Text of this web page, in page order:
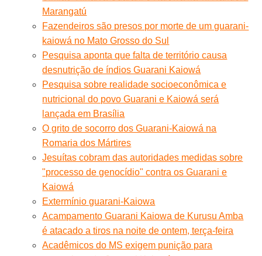
Marangatú
Fazendeiros são presos por morte de um guarani-
kaiowá no Mato Grosso do Sul
Pesquisa aponta que falta de território causa
desnutrição de índios Guarani Kaiowá
Pesquisa sobre realidade socioeconômica e
nutricional do povo Guarani e Kaiowá será
lançada em Brasília
O grito de socorro dos Guarani-Kaiowá na
Romaria dos Mártires
Jesuítas cobram das autoridades medidas sobre
"processo de genocídio" contra os Guarani e
Kaiowá
Extermínio guarani-Kaiowa
Acampamento Guarani Kaiowa de Kurusu Amba
é atacado a tiros na noite de ontem, terça-feira
Acadêmicos do MS exigem punição para